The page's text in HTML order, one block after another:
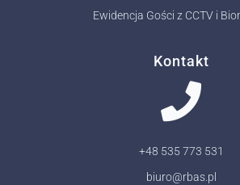
Ewidencja Gości z CCTV i
Kontakt
+48 535 773 531
biuro@rbas.pl